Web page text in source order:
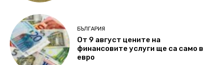
БЪЛГАРИЯ
От 9 август цените на
финансовите услуги ще са само в
евро